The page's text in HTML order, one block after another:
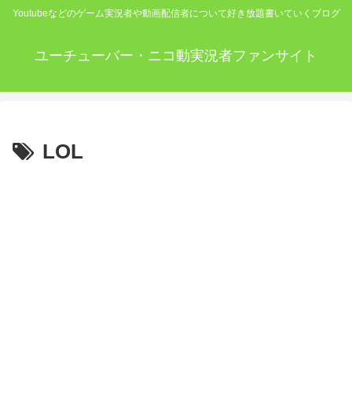
Youtubeなどのゲーム実況者や動画配信者について好き放題書いていくブログ
ユーチューバー・ニコ動実況者ファンサイト
LOL